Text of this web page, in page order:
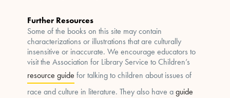
Further Resources
Some of the books on this site may contain
characterizations or illustrations that are culturally
insensitive or inaccurate. We encourage educators to
visit the Association for Library Service to Children’s
resource guide for talking to children about issues of
race and culture in literature. They also have aguide